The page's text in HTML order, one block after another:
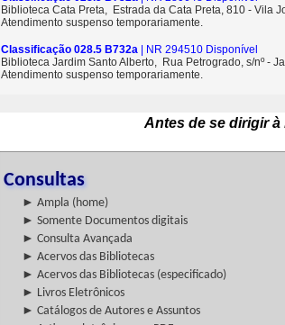
Biblioteca Cata Preta, Estrada da Cata Preta, 810 - Vila
Atendimento suspenso temporariamente.
Classificação 028.5 B732a | NR 294510 Disponível
Biblioteca Jardim Santo Alberto, Rua Petrogrado, s/nº -
Atendimento suspenso temporariamente.
Antes de se dirigir
Consultas
► Ampla (home)
► Somente Documentos digitais
► Consulta Avançada
► Acervos das Bibliotecas
► Acervos das Bibliotecas (especificado)
► Livros Eletrônicos
► Catálogos de Autores e Assuntos